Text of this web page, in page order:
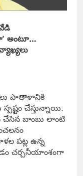
అంటూ…
పాతాళానికి
చేస్తున్నాయి.
చేసిన బాంబు లాంటి
పట్ల ఉన్న
చర్చనీయాంశంగా